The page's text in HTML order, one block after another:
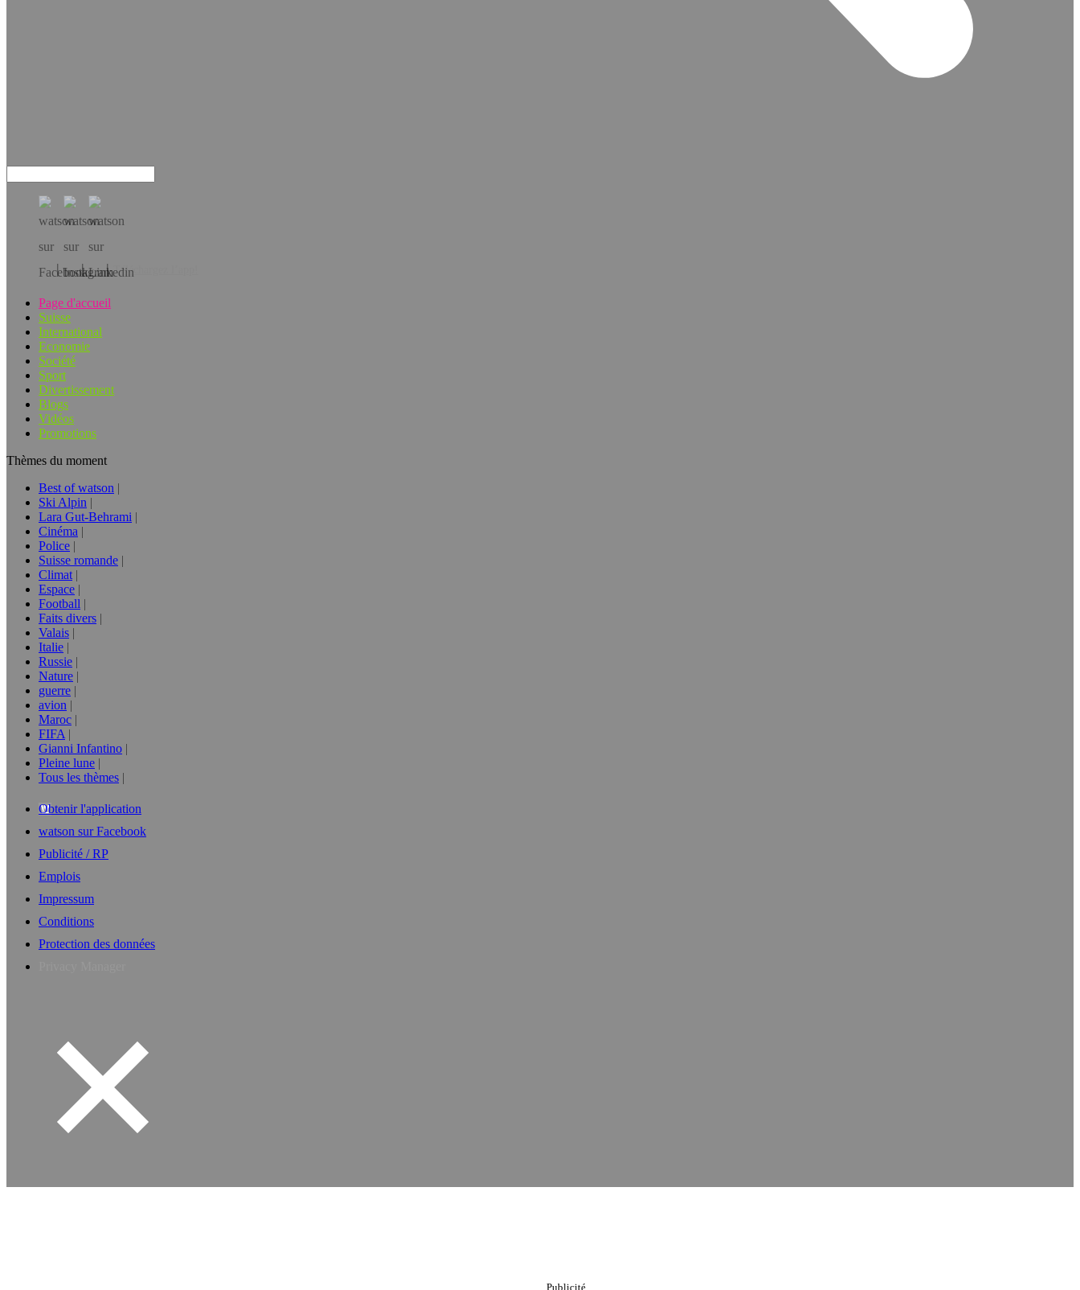
Téléchargez l’app!
Page d'accueil
Suisse
International
Economie
Société
Sport
Divertissement
Blogs
Vidéos
Promotions
Thèmes du moment
Best of watson
Ski Alpin
Lara Gut-Behrami
Cinéma
Police
Suisse romande
Climat
Espace
Football
Faits divers
Valais
Italie
Russie
Nature
guerre
avion
Maroc
FIFA
Gianni Infantino
Pleine lune
Tous les thèmes
Obtenir l'application
watson sur Facebook
Publicité / RP
Emplois
Impressum
Conditions
Protection des données